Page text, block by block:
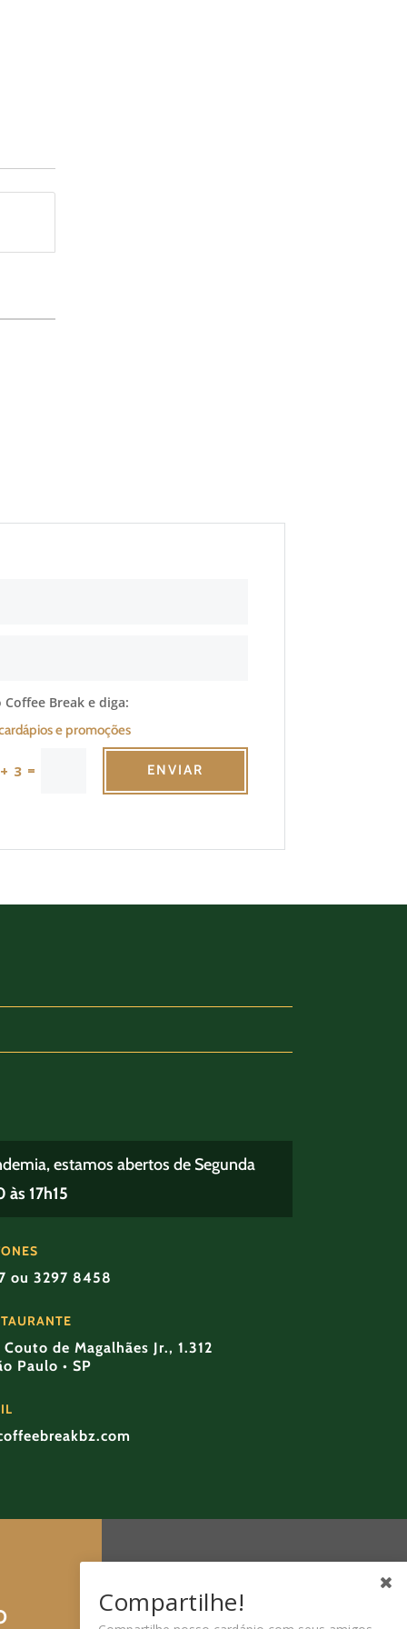
Break e diga:
e promoções
3 = ENVIAR
estamos abertos de Segunda
17h15
ou 3297 8458
de Magalhães Jr., 1.312
Paulo • SP
Compartilhe!